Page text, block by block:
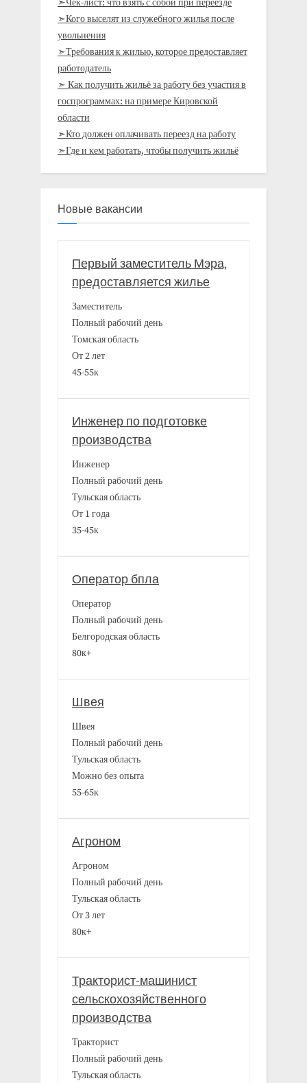
➣Чек-лист: что взять с собой при переезде
➣Кого выселят из служебного жилья после
увольнения
➣Требования к жилью, которое предоставляет
работодатель
➣ Как получить жильё за работу без участия в
госпрограммах: на примере Кировской
области
➣Кто должен оплачивать переезд на работу
➣Где и кем работать, чтобы получить жильё
Новые вакансии
Первый заместитель Мэра,
предоставляется жилье
Заместитель
Полный рабочий день
Томская область
От 2 лет
45-55к
Инженер по подготовке
производства
Инженер
Полный рабочий день
Тульская область
От 1 года
35-45к
Оператор бпла
Оператор
Полный рабочий день
Белгородская область
80к+
Швея
Швея
Полный рабочий день
Тульская область
Можно без опыта
55-65к
Агроном
Агроном
Полный рабочий день
Тульская область
От 3 лет
80к+
Тракторист-машинист
сельскохозяйственного
производства
Тракторист
Полный рабочий день
Тульская область